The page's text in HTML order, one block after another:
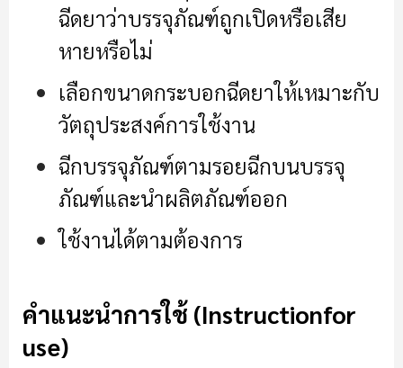
ฉีดยาว่าบรรจุภัณฑ์ถูกเปิดหรือเสีย
หายหรือไม่
เลือกขนาดกระบอกฉีดยาให้เหมาะกับ
วัตถุประสงค์การใช้งาน
ฉีกบรรจุภัณฑ์ตามรอยฉีกบนบรรจุ
ภัณฑ์และนำผลิตภัณฑ์ออก
ใช้งานได้ตามต้องการ
คำแนะนำการใช้ (Instructionfor
use)